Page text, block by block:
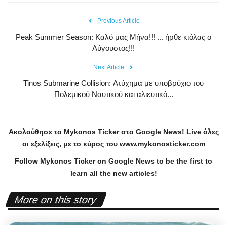
Previous Article
Peak Summer Season: Kαλό μας Μήνα!!! ... ήρθε κιόλας ο
Αύγουστος!!!
Next Article
Tinos Submarine Collision: Ατύχημα με υποβρύχιο του
Πολεμικού Ναυτικού και αλιευτικό...
Ακολούθησε το Mykonos Tickerστο Google News! Liveόλες
οι εξελίξεις, με το κύρος του www.mykonosticker.com
Follow Mykonos Ticker on Google News to be the first to
learn all the new articles!
More on this story